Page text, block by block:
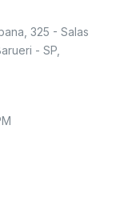
325 - Salas
- SP,